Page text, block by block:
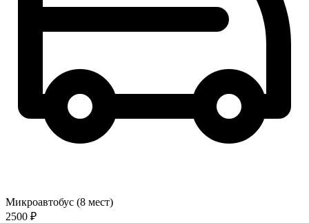
Микроавтобус (8 мест)
2500 ₽